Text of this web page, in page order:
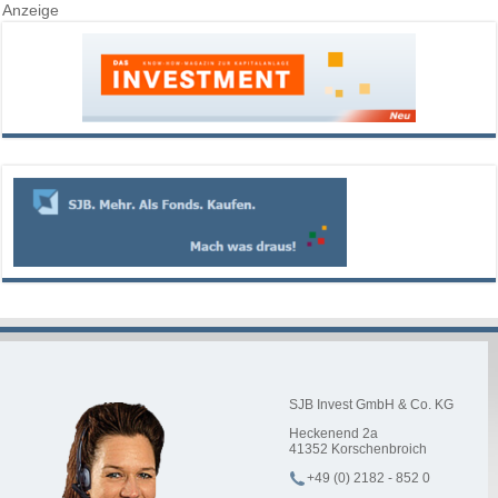
Anzeige
SJB Invest GmbH & Co. KG
Heckenend 2a
41352 Korschenbroich
+49 (0) 2182 - 852 0